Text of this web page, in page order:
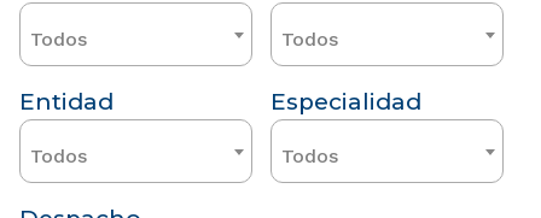
Todos Todos
Entidad
Todos
Especialidad
Todos